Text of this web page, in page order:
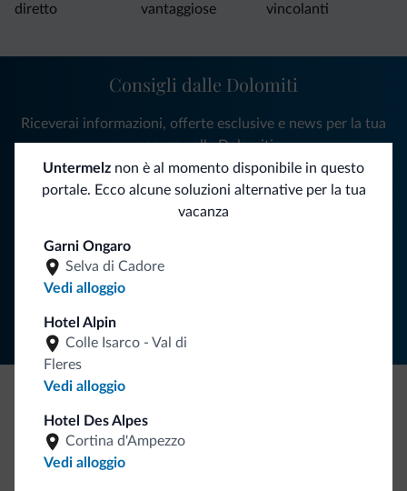
Untermelz non è al momento disponibile in questo
portale. Ecco alcune soluzioni alternative per la tua
vacanza
Garni Ongaro
Selva di Cadore
Vedi alloggio
Hotel Alpin
Colle Isarco - Val di
Fleres
Vedi alloggio
Hotel Des Alpes
Cortina d'Ampezzo
Vedi alloggio
diretto
vantaggiose
vincolanti
Consigli dalle Dolomiti
Riceverai informazioni, offerte esclusive e news per la tua
vacanza nelle Dolomiti.
ISCRIVITI ALLA NEWSLETTER
Be Original, scopri la nuova collezione
Ce l'avete chiesto in tanti. Ecco la nuova collezione firmata
Dolomiti.it!